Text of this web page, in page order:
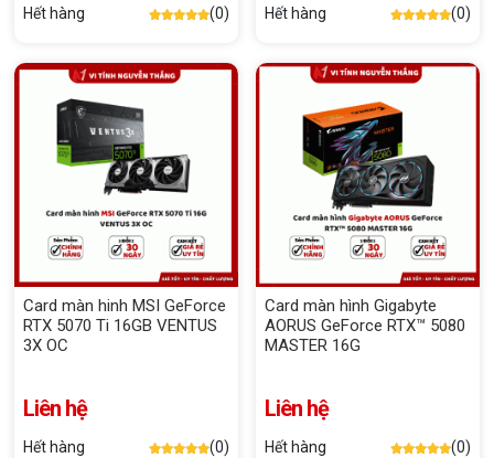
Hết hàng (0) Hết hàng (0)
Card màn hinh MSI GeForce
RTX 5070 Ti 16GB VENTUS
3X OC
Liên hệ
Hết hàng (0)
Card màn hình Gigabyte
AORUS GeForce RTX™ 5080
MASTER 16G
Liên hệ
Hết hàng (0)